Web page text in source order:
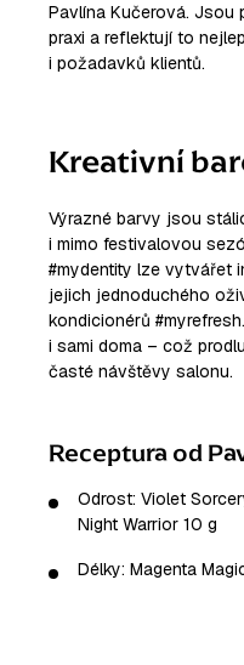
Pavlína Kučerová. Jsou
praxi a reflektují to
i požadavků klientů.
Kreativní
Výrazné barvy jsou
i mimo festivalovou
#mydentity lze vytvářet
jejich jednoduchého
kondicionérů
i sami doma – což
časté návštěvy salonu.
Receptura od
Odrost: Violet
Night Warrior 10 g
Délky: Magenta